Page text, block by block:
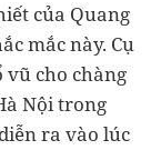
của Quang
mắc này. Cụ
vũ cho chàng
Nội trong
ra vào lúc